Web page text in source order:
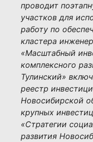
проводит
участков для
работу по
кластера
«Масштабный
комплексного
Тулинский»
реестр
Новосибирской
крупных
«Стратегии
развития